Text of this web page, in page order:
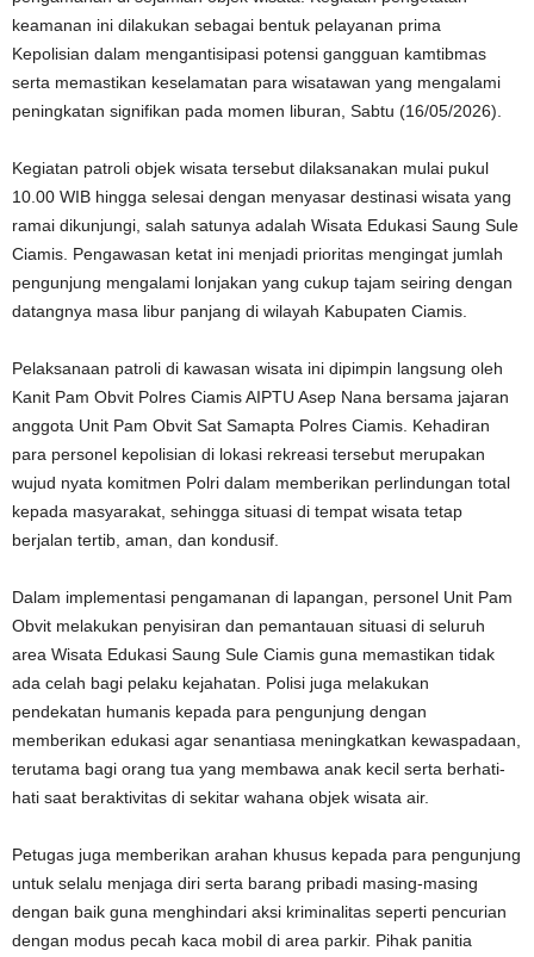
keamanan ini dilakukan sebagai bentuk pelayanan prima
Kepolisian dalam mengantisipasi potensi gangguan kamtibmas
serta memastikan keselamatan para wisatawan yang mengalami
peningkatan signifikan pada momen liburan, Sabtu (16/05/2026).
Kegiatan patroli objek wisata tersebut dilaksanakan mulai pukul
10.00 WIB hingga selesai dengan menyasar destinasi wisata yang
ramai dikunjungi, salah satunya adalah Wisata Edukasi Saung Sule
Ciamis. Pengawasan ketat ini menjadi prioritas mengingat jumlah
pengunjung mengalami lonjakan yang cukup tajam seiring dengan
datangnya masa libur panjang di wilayah Kabupaten Ciamis.
Pelaksanaan patroli di kawasan wisata ini dipimpin langsung oleh
Kanit Pam Obvit Polres Ciamis AIPTU Asep Nana bersama jajaran
anggota Unit Pam Obvit Sat Samapta Polres Ciamis. Kehadiran
para personel kepolisian di lokasi rekreasi tersebut merupakan
wujud nyata komitmen Polri dalam memberikan perlindungan total
kepada masyarakat, sehingga situasi di tempat wisata tetap
berjalan tertib, aman, dan kondusif.
Dalam implementasi pengamanan di lapangan, personel Unit Pam
Obvit melakukan penyisiran dan pemantauan situasi di seluruh
area Wisata Edukasi Saung Sule Ciamis guna memastikan tidak
ada celah bagi pelaku kejahatan. Polisi juga melakukan
pendekatan humanis kepada para pengunjung dengan
memberikan edukasi agar senantiasa meningkatkan kewaspadaan,
terutama bagi orang tua yang membawa anak kecil serta berhati-
hati saat beraktivitas di sekitar wahana objek wisata air.
Petugas juga memberikan arahan khusus kepada para pengunjung
untuk selalu menjaga diri serta barang pribadi masing-masing
dengan baik guna menghindari aksi kriminalitas seperti pencurian
dengan modus pecah kaca mobil di area parkir. Pihak panitia